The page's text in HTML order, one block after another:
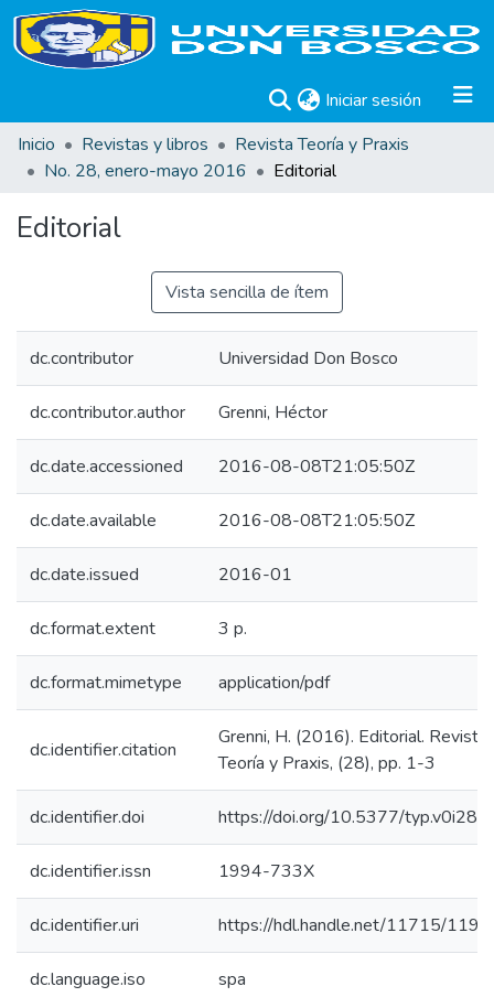
Iniciar sesión (current)
Inicio
Revistas y libros
Revista Teoría y Praxis
No. 28, enero-mayo 2016
Editorial
Editorial
Vista sencilla de ítem
dc.contributor Universidad Don Bosco
dc.contributor.author Grenni, Héctor
dc.date.accessioned 2016-08-08T21:05:50Z
dc.date.available 2016-08-08T21:05:50Z
dc.date.issued 2016-01
dc.format.extent 3 p.
dc.format.mimetype application/pdf
dc.identifier.citation
Grenni, H. (2016). Editorial. Revista
Teoría y Praxis, (28), pp. 1-3
dc.identifier.doi https://doi.org/10.5377/
dc.identifier.issn 1994-733X
dc.identifier.uri https://hdl.handle.net/11715/1192
dc.language.iso spa